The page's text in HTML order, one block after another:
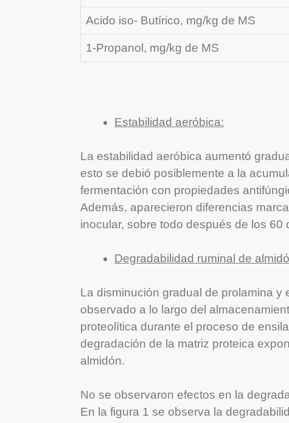
Acido iso- Butírico, mg/kg de MS
1-Propanol, mg/kg de MS
Estabilidad aeróbica:
La estabilidad aeróbica aumentó
esto se debió posiblemente a la
fermentación con propiedades
Además, aparecieron diferencias
inocular, sobre todo después de los 60
Degradabilidad ruminal de
La disminución gradual de prolamina
observado a lo largo del
proteolítica durante el proceso de
degradación de la matriz proteica
almidón.
No se observaron efectos en la
En la figura 1 se observa la